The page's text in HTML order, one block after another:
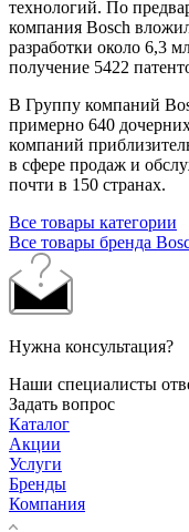
технологий. По
компания Bosch
разработки около 6,3
получение 5422
В Группу компаний
примерно 640
компаний
в сфере продаж и
почти в 150 странах.
Все товары категории
Все товары бренда
Нужна консультация?
Наши специалисты
Задать вопрос
Каталог
Акции
Услуги
Бренды
Компания